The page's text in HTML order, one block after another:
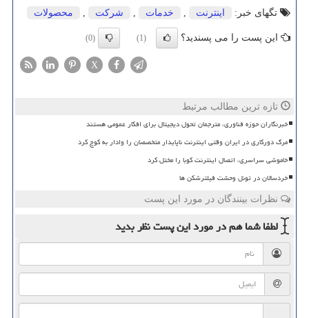
تگهای خبر:
اینترنت خدمات شركت محصولات
این پست را می پسندید؟ (1)
(0)
X
تازه ترین مطالب مرتبط
خبرنگاران حوزه فناوری، مترجمان تحول دیجیتال برای افکار عمومی هستند
مرگ دورکاری در ایران وقتی اینترنت ناپایدار متخصصان را وادار به کوچ کرد
خاموشی سراسری، اتصال اینترنت کوبا را مختل کرد
خردسالان در تونل وحشت فیلترشکن ها
نظرات بینندگان در مورد این پست
لطفا شما همدر مورد این پستنظر بدید